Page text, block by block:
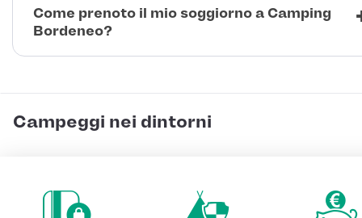
Come prenoto il mio soggiorno a Camping
Bordeneo?
Campeggi nei dintorni